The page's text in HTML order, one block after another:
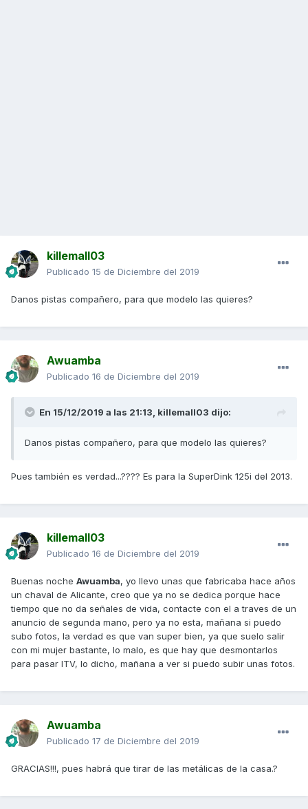
killemall03
Publicado 15 de Diciembre del 2019
Danos pistas compañero, para que modelo las quieres?
Awuamba
Publicado 16 de Diciembre del 2019
En 15/12/2019 a las 21:13, killemall03 dijo:
Danos pistas compañero, para que modelo las quieres?
Pues también es verdad...???? Es para la SuperDink 125i del 2013.
killemall03
Publicado 16 de Diciembre del 2019
Buenas noche Awuamba, yo llevo unas que fabricaba hace años
un chaval de Alicante, creo que ya no se dedica porque hace
tiempo que no da señales de vida, contacte con el a traves de un
anuncio de segunda mano, pero ya no esta, mañana si puedo
subo fotos, la verdad es que van super bien, ya que suelo salir
con mi mujer bastante, lo malo, es que hay que desmontarlos
para pasar ITV, lo dicho, mañana a ver si puedo subir unas fotos.
Awuamba
Publicado 17 de Diciembre del 2019
GRACIAS!!!, pues habrá que tirar de las metálicas de la casa.?